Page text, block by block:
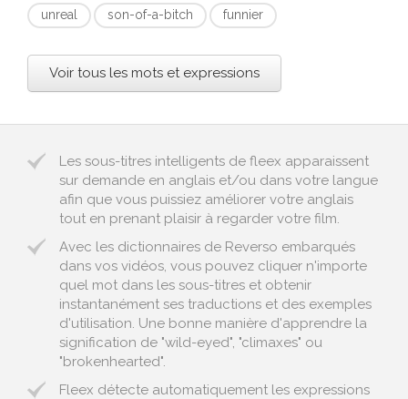
unreal
son-of-a-bitch funnier
Voir tous les mots et expressions
Les sous-titres intelligents de fleex apparaissent
sur demande en anglais et/ou dans votre langue
afin que vous puissiez améliorer votre anglais
tout en prenant plaisir à regarder votre film.
Avec les dictionnaires de Reverso embarqués
dans vos vidéos, vous pouvez cliquer n'importe
quel mot dans les sous-titres et obtenir
instantanément ses traductions et des exemples
d'utilisation. Une bonne manière d'apprendre la
signification de "wild-eyed", "climaxes" ou
"brokenhearted".
Fleex détecte automatiquement les expressions